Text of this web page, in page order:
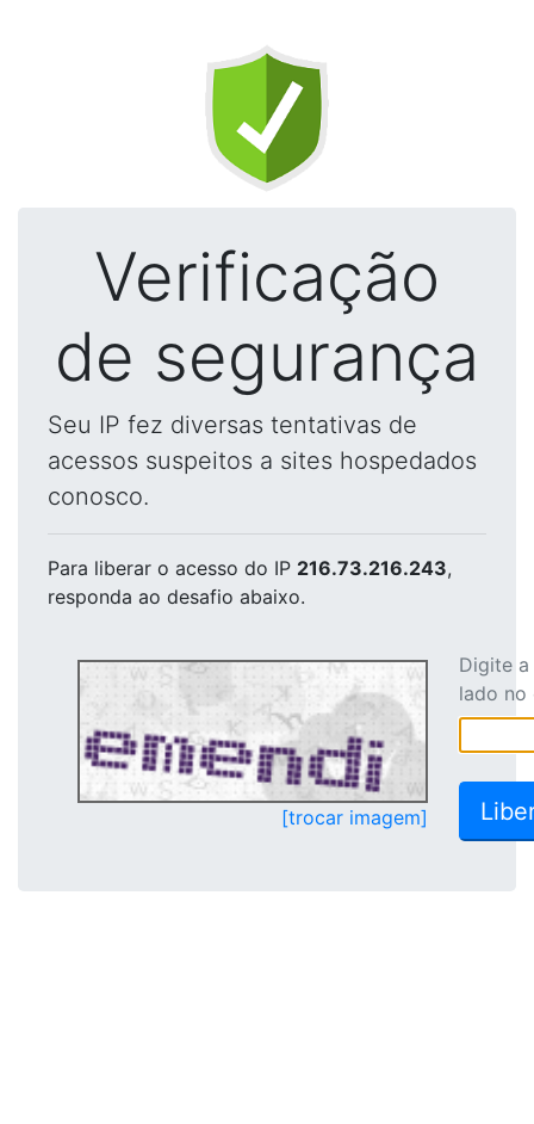
Verificação
de segurança
Seu IP fez diversas tentativas de
acessos suspeitos a sites hospedados
conosco.
Para liberar o acesso do IP 216.73.216.243,
responda ao desafio abaixo.
[trocar imagem]
Digite
lado no